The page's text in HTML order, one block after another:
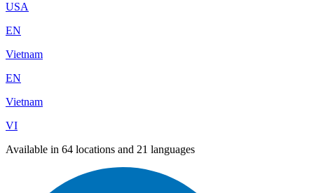
USA
EN
Vietnam
EN
Vietnam
VI
Available in 64 locations and 21 languages